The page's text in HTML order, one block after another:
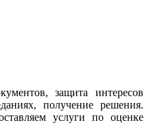
защита интересов
получение решения.
услуги по оценке